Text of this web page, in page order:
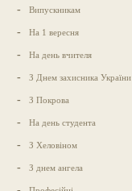
- Випускникам
- На 1 вересня
- На день вчителя
- З Днем захисника України
- З Покрова
- На день студента
- З Хеловіном
- З днем ангела